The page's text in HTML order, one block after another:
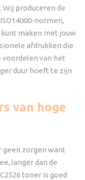
produceren de
normen,
maken met jouw
afdrukken die
van het
duur hoeft te zijn
van hoge
geen zorgen want
langer dan de
toner is goed